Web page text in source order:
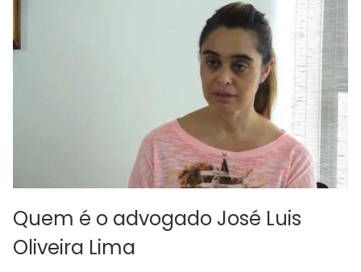
Quem é o advogado José Luis
Oliveira Lima